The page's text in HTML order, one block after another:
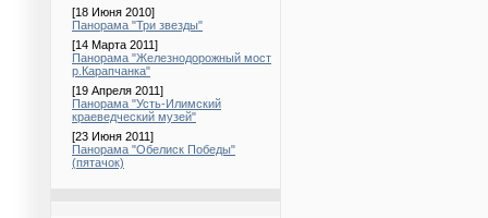
[18 Июня 2010]
Панорама "Три звезды"
[14 Марта 2011]
Панорама "Железнодорожный мост
р.Карапчанка"
[19 Апреля 2011]
Панорама "Усть-Илимский
краеведческий музей"
[23 Июня 2011]
Панорама "Обелиск Победы"
(пятачок)